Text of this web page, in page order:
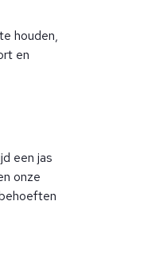
houden,
en
een jas
onze